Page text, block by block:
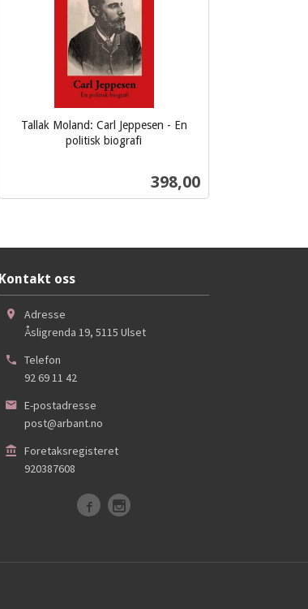
Tallak Moland: Carl Jeppesen - En
politisk biografi
Pris
398,00
Kontakt oss
Adresse
Åsligrenda 19, 5115 Ulset
Telefon
92 69 11 42
E-postadresse
post@arbant.no
Foretaksregisteret
920387608